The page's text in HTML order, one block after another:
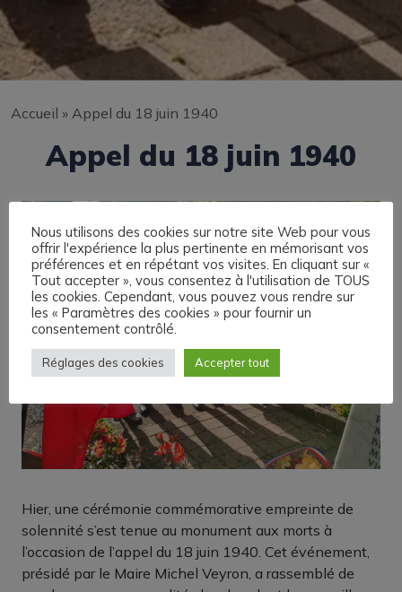
Accueil » Appel du 18 juin 1940
Appel du 18 juin 1940
Hier, une cérémonie commémorative empreinte de
solennité s’est tenue au monument aux morts à
l’occasion de l’appel du 18 juin 1940. Cet événement,
présidé par le Maire Michel Veyron, a rassemblé de
Nous utilisons des cookies sur notre site Web pour vous
offrir l'expérience la plus pertinente en mémorisant vos
préférences et en répétant vos visites. En cliquant sur «
Tout accepter », vous consentez à l'utilisation de TOUS
les cookies. Cependant, vous pouvez vous rendre sur
les « Paramètres des cookies » pour fournir un
consentement contrôlé.
Réglages des cookies Accepter tout